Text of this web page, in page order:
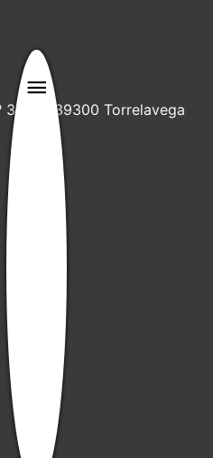
Menú
principal
3 bajo 39300 Torrelavega